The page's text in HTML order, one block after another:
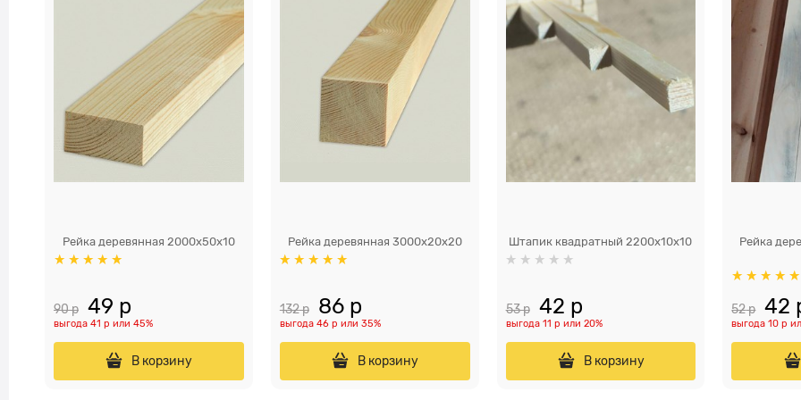
Рейка деревянная 2000x50х10
90 р 49 р
выгода 41 р или 45%
В корзину
Рейка деревянная 3000x20x20
132 р 86 р
выгода 46 р или 35%
В корзину
Штапик квадратный 2200x10x10
53 р 42 р
выгода 11 р или 20%
В корзину
Рейка
52 р 42
выгода10 р